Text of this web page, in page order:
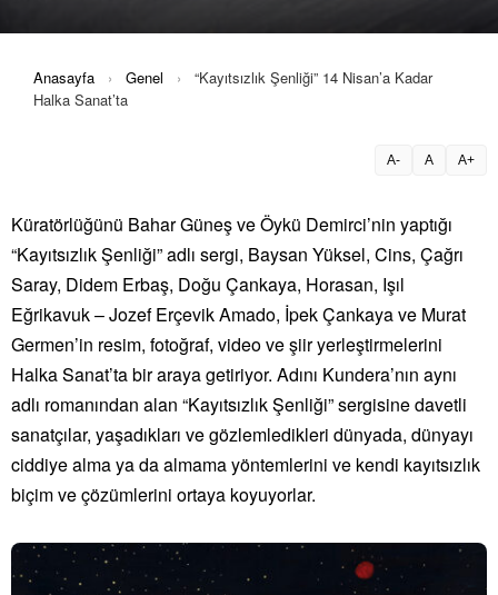
Anasayfa › Genel ›
“Kayıtsızlık Şenliği” 14 Nisan’a Kadar
Halka Sanat’ta
A- A A+
Küratörlüğünü Bahar Güneş ve Öykü Demirci’nin yaptığı
“Kayıtsızlık Şenliği” adlı sergi, Baysan Yüksel, Cins, Çağrı
Saray, Didem Erbaş, Doğu Çankaya, Horasan, Işıl
Eğrikavuk – Jozef Erçevik Amado, İpek Çankaya ve Murat
Germen’in resim, fotoğraf, video ve şiir yerleştirmelerini
Halka Sanat’ta bir araya getiriyor. Adını Kundera’nın aynı
adlı romanından alan “Kayıtsızlık Şenliği” sergisine davetli
sanatçılar, yaşadıkları ve gözlemledikleri dünyada, dünyayı
ciddiye alma ya da almama yöntemlerini ve kendi kayıtsızlık
biçim ve çözümlerini ortaya koyuyorlar.